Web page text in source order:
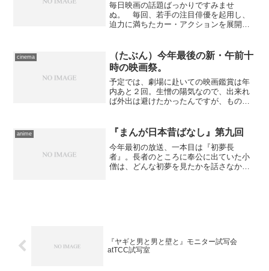
毎日映画の話題ばっかりですみませ
ぬ。 毎回、若手の注目俳優を起用し、
迫力に満ちたカー・アクションを展開し
されていたので、鑑賞してみました。舞
台が東京であってもあちらの若手...
cinema
（たぶん）今年最後の新・午前十
時の映画祭。
予定では、劇場に赴いての映画鑑賞は年
内あと２回。生憎の陽気なので、出来れ
ば外出は避けたかったんですが、ものは
いわけにはいかない。家を出たときはま
だ湿っぽい曇り空、という...
anime 『まんが日本昔ばなし』第九回
今年最初の放送、一本目は『初夢長
者』。長者のところに奉公に出ていた小
僧は、どんな初夢を見たかを話さなかっ
『ヤギと男と男と壁と』モニター試写会
atTCC試写室